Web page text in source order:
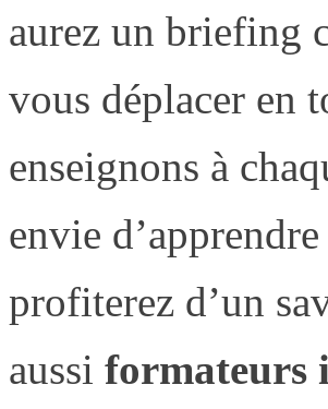
aurez un briefing
vous déplacer en
enseignons à
envie
profiterez d’un
aussi formateurs